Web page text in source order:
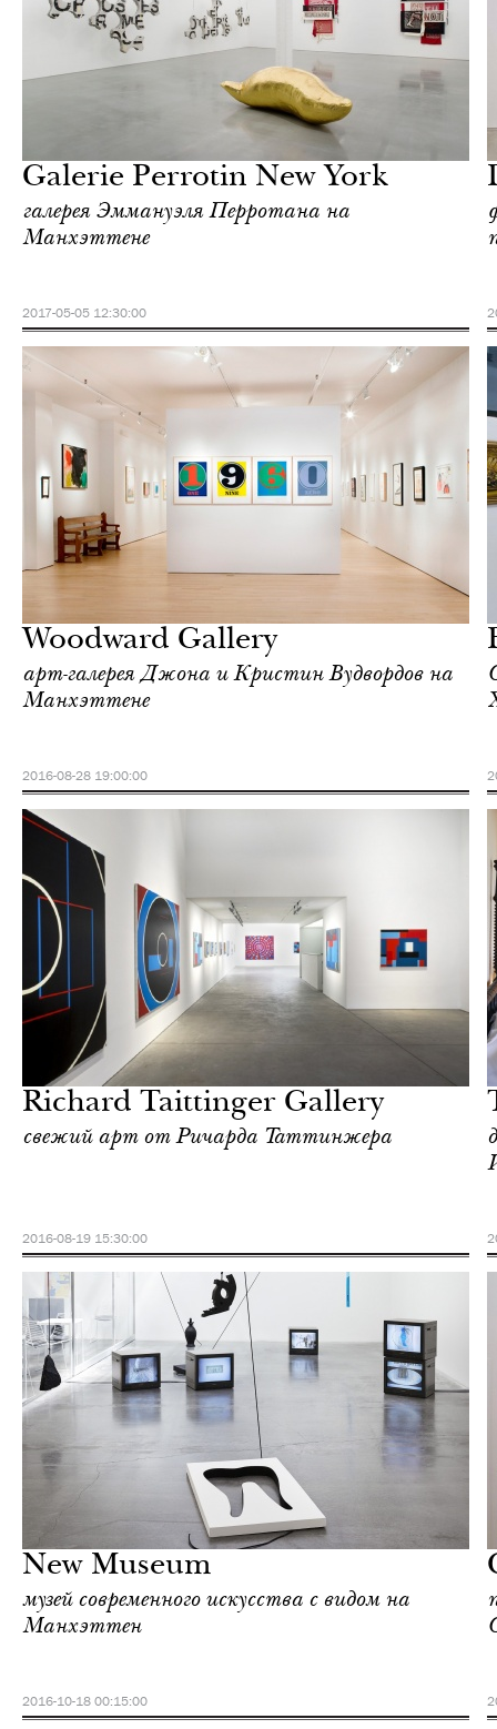
Galerie Perrotin New York
галерея Эммануэля Перротана на
Манхэттене
2017-05-05 12:30:00
Woodward Gallery
арт-галерея Джона и Кристин Вудвордов на
Манхэттене
2016-08-28 19:00:00
Йорк
Richard Taittinger Gallery
свежий арт от Ричарда Таттинжера
2016-08-19 15:30:00
Йорк
New Museum
музей современного искусства с видом на
Манхэттен
2016-10-18 00:15:00
Йорк